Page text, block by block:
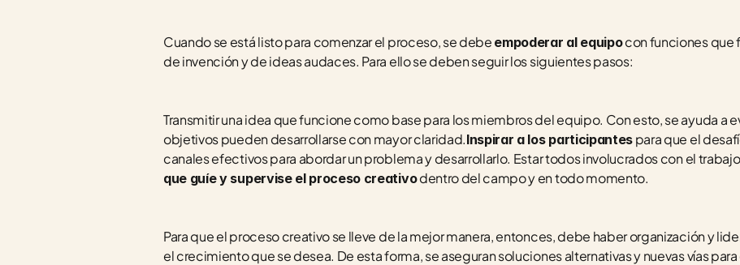
Cuando se está listo para comenzar el proceso, se debe empoderar al equipo con funciones que
de invención y de ideas audaces. Para ello se deben seguir los siguientes pasos:
Transmitir una idea que funcione como base para los miembros del equipo. Con esto, se ayuda a
objetivos pueden desarrollarse con mayor claridad.Inspirar a los participantes para que el
canales efectivos para abordar un problema y desarrollarlo. Estar todos involucrados con el
que guíe y supervise el proceso creativo dentro del campo y en todo momento.
Para que el proceso creativo se lleve de la mejor manera, entonces, debe haber organización y
el crecimiento que se desea. De esta forma, se aseguran soluciones alternativas y nuevas vías